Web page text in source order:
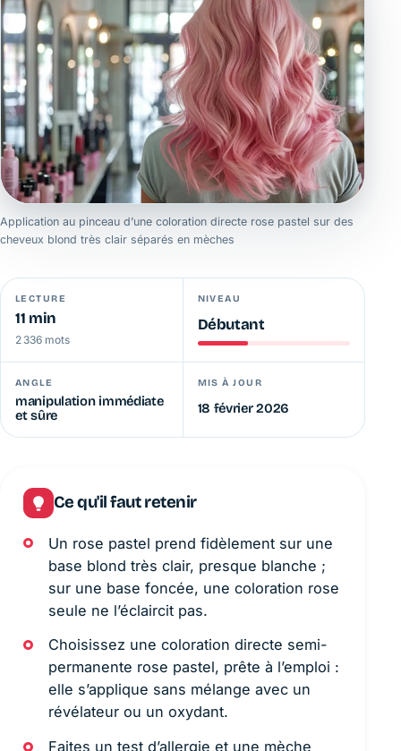
Application au pinceau d’une coloration directe rose pastel sur des
cheveux blond très clair séparés en mèches
LECTURE
11 min
2 336 mots
NIVEAU
Débutant
ANGLE
manipulation immédiate
et sûre
MIS À JOUR
18 février 2026
Ce qu'il faut retenir
Un rose pastel prend fidèlement sur une
base blond très clair, presque blanche ;
sur une base foncée, une coloration rose
seule ne l’éclaircit pas.
Choisissez une coloration directe semi-
permanente rose pastel, prête à l’emploi :
elle s’applique sans mélange avec un
révélateur ou un oxydant.
Faites un test d’allergie et une mèche